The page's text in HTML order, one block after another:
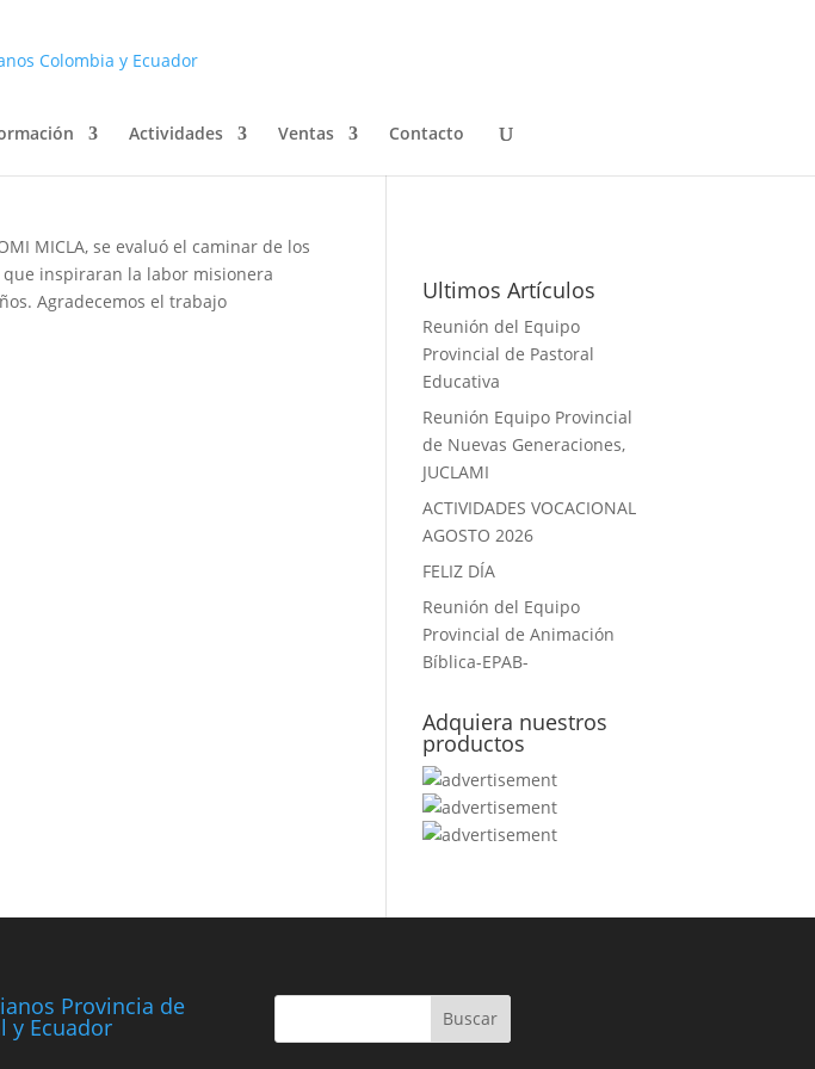
Actividades Ventas Contacto
MICLA
MICLA, se evaluó el caminar de los
inspiraran la labor misionera
Agradecemos el trabajo
Ultimos Artículos
Reunión del Equipo
Provincial de Pastoral
Educativa
Reunión Equipo Provincial
de Nuevas Generaciones,
JUCLAMI
ACTIVIDADES VOCACIONAL
AGOSTO 2026
FELIZ DÍA
Reunión del Equipo
Provincial de Animación
Bíblica-EPAB-
Adquiera nuestros
productos
Provincia de
y Ecuador